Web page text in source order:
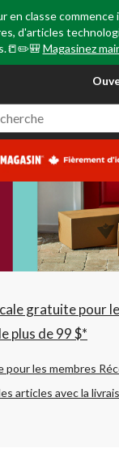
en classe commence
d'articles
Magasinez
votre
préféré
Leduc,
AB,
à
22:00
cliquer
pour
changer
gratuite pour
plus de 99 $*
les membres
articles avec la